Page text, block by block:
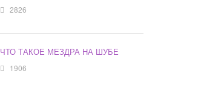
2826
ЧТО ТАКОЕ МЕЗДРА НА ШУБЕ
1906